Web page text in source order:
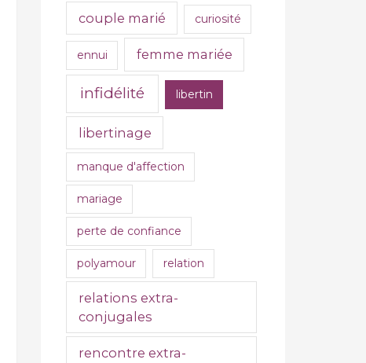
L’adultère : tout le régal d’élargir
ses expériences
L’adultère est une pratique qui
consentement mutuel d’un couple.
En effet, le fait d’avoir des...
READ MORE
couple marié curiosité
ennui femme mariée
infidélité libertin
libertinage
manque d'affection
mariage
perte de confiance
polyamour relation
relations extra-
conjugales
rencontre extra-